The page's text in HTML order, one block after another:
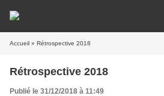
Accueil » Rétrospective 2018
Rétrospective 2018
Publié le 31/12/2018 à 11:49